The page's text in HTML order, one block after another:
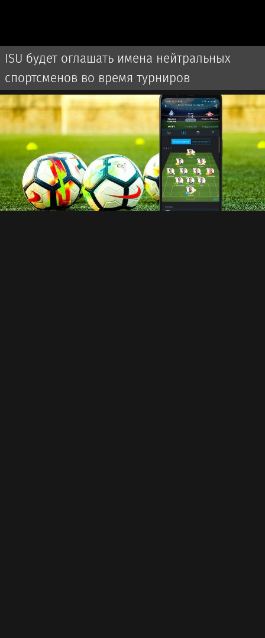
ISU будет оглашать имена нейтральных
спортсменов во время турниров